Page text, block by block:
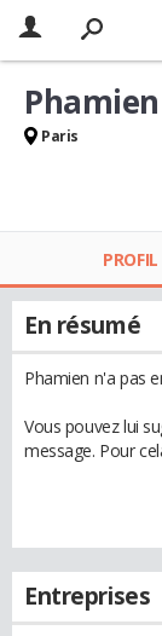
Phamien
Paris
PROFIL
En résumé
Phamien n'a pas
Vous pouvez lui
message. Pour
Entreprises